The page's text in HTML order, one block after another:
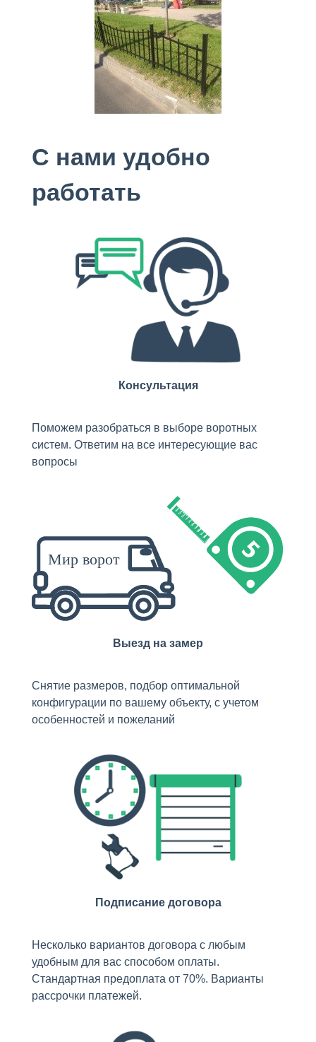
С нами удобно
работать
Консультация
Поможем разобраться в выборе воротных
систем. Ответим на все интересующие вас
вопросы
Выезд на замер
Снятие размеров, подбор оптимальной
конфигурации по вашему объекту, с учетом
особенностей и пожеланий
Подписание договора
Несколько вариантов договора с любым
удобным для вас способом оплаты.
Стандартная предоплата от 70%. Варианты
рассрочки платежей.